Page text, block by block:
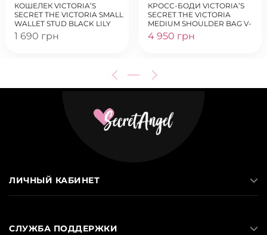
КОШЕЛЕК VICTORIA’S
SECRET THE VICTORIA SMALL
WALLET STUD BLACK LILY
1 690 грн
КРОСС-БОДИ VICTORIA’S
SECRET THE VICTORIA
MEDIUM SHOULDER BAG V-
QUILT BLACK LILY
4 950 грн
ЛИЧНЫЙ КАБИНЕТ
СЛУЖБА ПОДДЕРЖКИ